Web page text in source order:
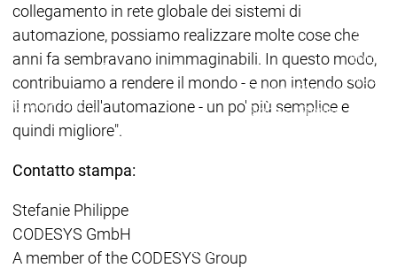
ProdottiProdotti
Automation
Server
Server
Success
Stories
Success
Stories
GmbH |
Soft
Wash
Prodotti
collegamento in rete globale dei sistemi di
automazione, possiamo realizzare molte cose che
anni fa sembravano inimmaginabili. In questo modo,
contribuiamo a rendere il mondo - e non intendo solo
il mondo dell'automazione - un po' più semplice e
quindi migliore".
Contatto stampa:
Stefanie Philippe
CODESYS GmbH
A member of the CODESYS Group